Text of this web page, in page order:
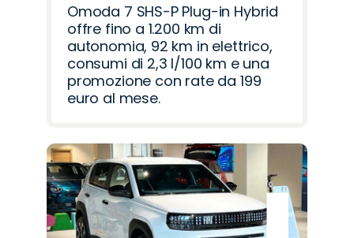
Omoda 7 SHS-P Plug-in Hybrid
offre fino a 1.200 km di
autonomia, 92 km in elettrico,
consumi di 2,3 l/100 km e una
promozione con rate da 199
euro al mese.